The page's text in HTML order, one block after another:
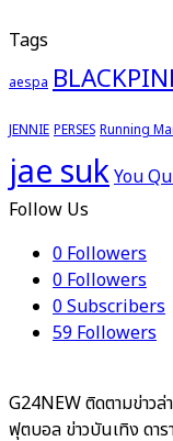
Tags
aespa
JENNIE PERSES Running
jae sukYou
Follow Us
0 Followers
0 Followers
0Subscribers
59 Followers
G24NEW ติดตามข่าว
ฟุตบอล ข่าวบันเทิง ดา